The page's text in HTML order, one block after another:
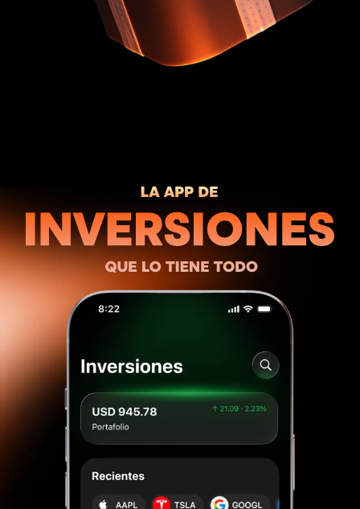
La app de inversiones que lo tiene todo